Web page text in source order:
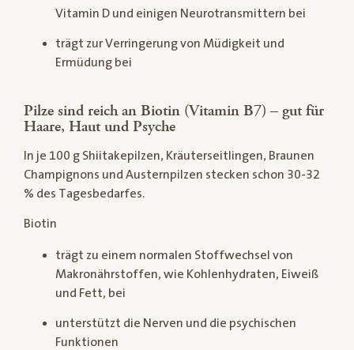
Vitamin D und einigen Neurotransmittern bei
trägt zur Verringerung von Müdigkeit und
Ermüdung bei
Pilze sind reich an Biotin (Vitamin B7) – gut für
Haare, Haut und Psyche
In je 100 g Shiitakepilzen, Kräuterseitlingen, Braunen
Champignons und Austernpilzen stecken schon 30-32
% des Tagesbedarfes.
Biotin
trägt zu einem normalen Stoffwechsel von
Makronährstoffen, wie Kohlenhydraten, Eiweiß
und Fett, bei
unterstützt die Nerven und die psychischen
Funktionen